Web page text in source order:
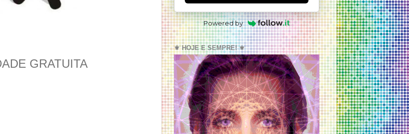
GRATUITA
Powered by
⚜️ HOJE E SEMPRE! ⚜️